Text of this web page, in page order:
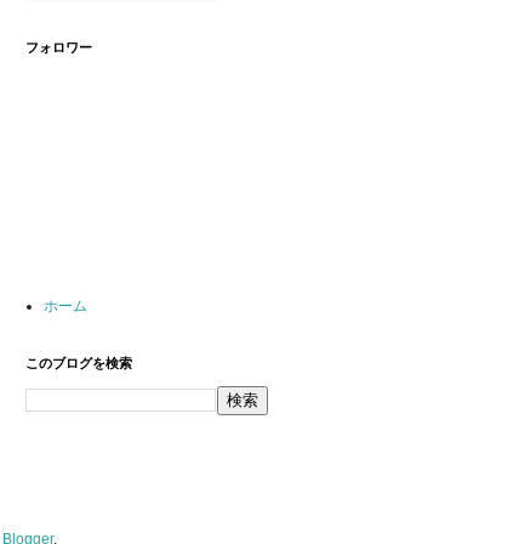
フォロワー
ホーム
このブログを検索
Blogger.